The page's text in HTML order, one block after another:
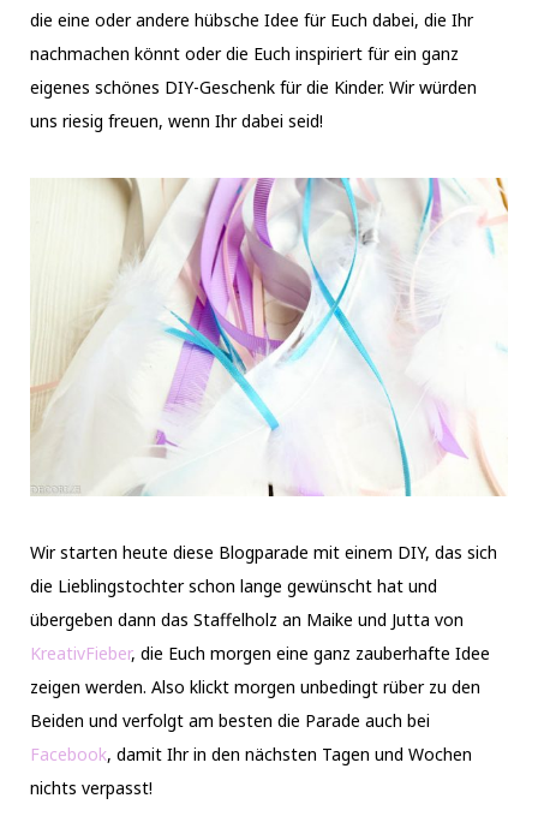
die eine oder andere hübsche Idee für Euch dabei, die Ihr
nachmachen könnt oder die Euch inspiriert für ein ganz
eigenes schönes DIY-Geschenk für die Kinder. Wir würden
uns riesig freuen, wenn Ihr dabei seid!
Wir starten heute diese Blogparade mit einem DIY, das sich
die Lieblingstochter schon lange gewünscht hat und
übergeben dann das Staffelholz an Maike und Jutta von
KreativFieber, die Euch morgen eine ganz zauberhafte Idee
zeigen werden. Also klickt morgen unbedingt rüber zu den
Beiden und verfolgt am besten die Parade auch bei
Facebook, damit Ihr in den nächsten Tagen und Wochen
nichts verpasst!